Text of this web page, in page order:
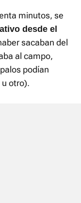
minutos, se
desde el
sacaban del
al campo,
podían
otro).